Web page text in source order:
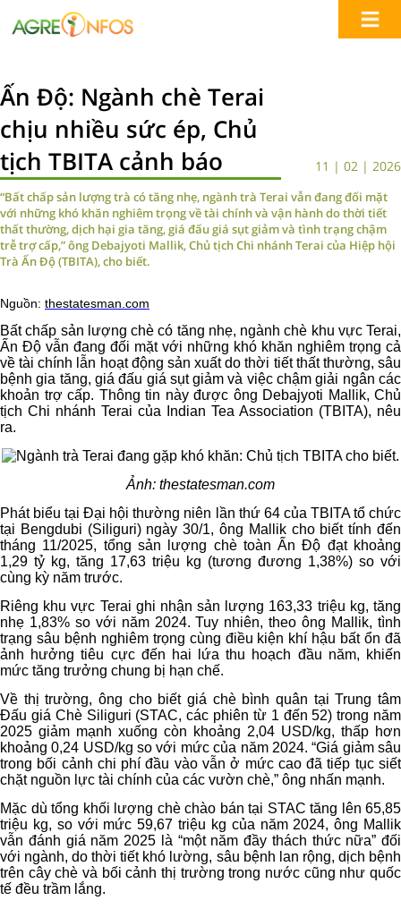
Ấn Độ: Ngành chè Terai
chịu nhiều sức ép, Chủ
tịch TBITA cảnh báo
11 | 02 | 2026
“Bất chấp sản lượng trà có tăng nhẹ, ngành trà Terai vẫn đang đối mặt
với những khó khăn nghiêm trọng về tài chính và vận hành do thời tiết
thất thường, dịch hại gia tăng, giá đấu giá sụt giảm và tình trạng chậm
trễ trợ cấp,” ông Debajyoti Mallik, Chủ tịch Chi nhánh Terai của Hiệp hội
Trà Ấn Độ (TBITA), cho biết.
Nguồn: thestatesman.com
Bất chấp sản lượng chè có tăng nhẹ, ngành chè khu vực Terai,
Ấn Độ vẫn đang đối mặt với những khó khăn nghiêm trọng cả
về tài chính lẫn hoạt động sản xuất do thời tiết thất thường, sâu
bệnh gia tăng, giá đấu giá sụt giảm và việc chậm giải ngân các
khoản trợ cấp. Thông tin này được ông Debajyoti Mallik, Chủ
tịch Chi nhánh Terai của Indian Tea Association (TBITA), nêu
ra.
Ảnh: thestatesman.com
Phát biểu tại Đại hội thường niên lần thứ 64 của TBITA tổ chức
tại Bengdubi (Siliguri) ngày 30/1, ông Mallik cho biết tính đến
tháng 11/2025, tổng sản lượng chè toàn Ấn Độ đạt khoảng
1,29 tỷ kg, tăng 17,63 triệu kg (tương đương 1,38%) so với
cùng kỳ năm trước.
Riêng khu vực Terai ghi nhận sản lượng 163,33 triệu kg, tăng
nhẹ 1,83% so với năm 2024. Tuy nhiên, theo ông Mallik, tình
trạng sâu bệnh nghiêm trọng cùng điều kiện khí hậu bất ổn đã
ảnh hưởng tiêu cực đến hai lứa thu hoạch đầu năm, khiến
mức tăng trưởng chung bị hạn chế.
Về thị trường, ông cho biết giá chè bình quân tại Trung tâm
Đấu giá Chè Siliguri (STAC, các phiên từ 1 đến 52) trong năm
2025 giảm mạnh xuống còn khoảng 2,04 USD/kg, thấp hơn
khoảng 0,24 USD/kg so với mức của năm 2024. “Giá giảm sâu
trong bối cảnh chi phí đầu vào vẫn ở mức cao đã tiếp tục siết
chặt nguồn lực tài chính của các vườn chè,” ông nhấn mạnh.
Mặc dù tổng khối lượng chè chào bán tại STAC tăng lên 65,85
triệu kg, so với mức 59,67 triệu kg của năm 2024, ông Mallik
vẫn đánh giá năm 2025 là “một năm đầy thách thức nữa” đối
với ngành, do thời tiết khó lường, sâu bệnh lan rộng, dịch bệnh
trên cây chè và bối cảnh thị trường trong nước cũng như quốc
tế đều trầm lắng.